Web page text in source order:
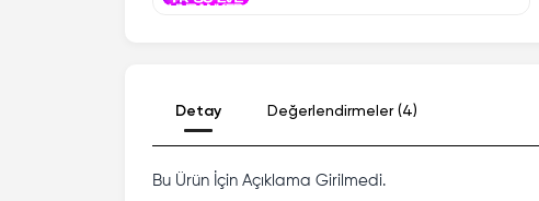
Detay Değerlendirmeler (4)
Bu Ürün İçin Açıklama Girilmedi.